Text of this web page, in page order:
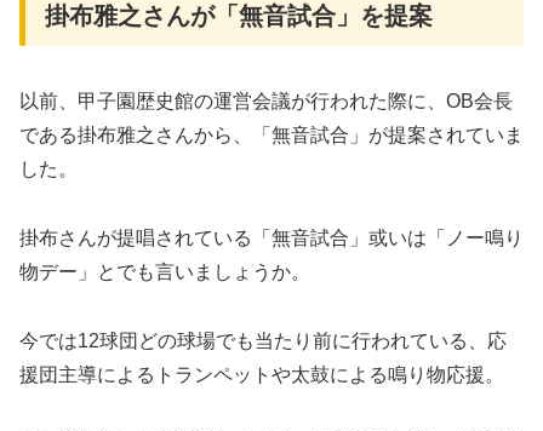
掛布雅之さんが「無音試合」を提案
以前、甲子園歴史館の運営会議が行われた際に、OB会長
である掛布雅之さんから、「無音試合」が提案されていま
した。
掛布さんが提唱されている「無音試合」或いは「ノー鳴り
物デー」とでも言いましょうか。
今では12球団どの球場でも当たり前に行われている、応
援団主導によるトランペットや太鼓による鳴り物応援。